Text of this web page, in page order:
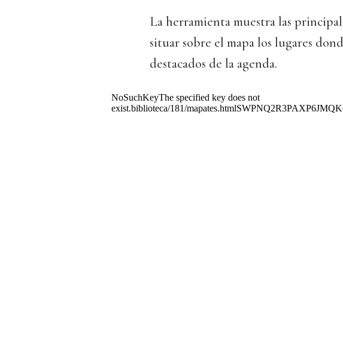
La herramienta muestra las
situar sobre el mapa los lugares
destacados de la agenda.